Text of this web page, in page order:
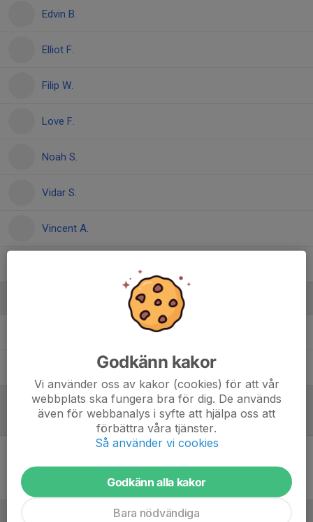
Edvin B.
Elliot F.
Filip W.
Love F.
Noah S.
Vidar S.
Vincent A.
Ledare
Jakob SvahnLedare
Referat
Inget referat skrivet
Godkänn kakor
Vi använder oss av kakor (cookies) för att vår
webbplats ska fungera bra för dig. De används
även för webbanalys i syfte att hjälpa oss att
förbättra våra tjänster.
Så använder vi cookies
Godkänn alla kakor
Bara nödvändiga